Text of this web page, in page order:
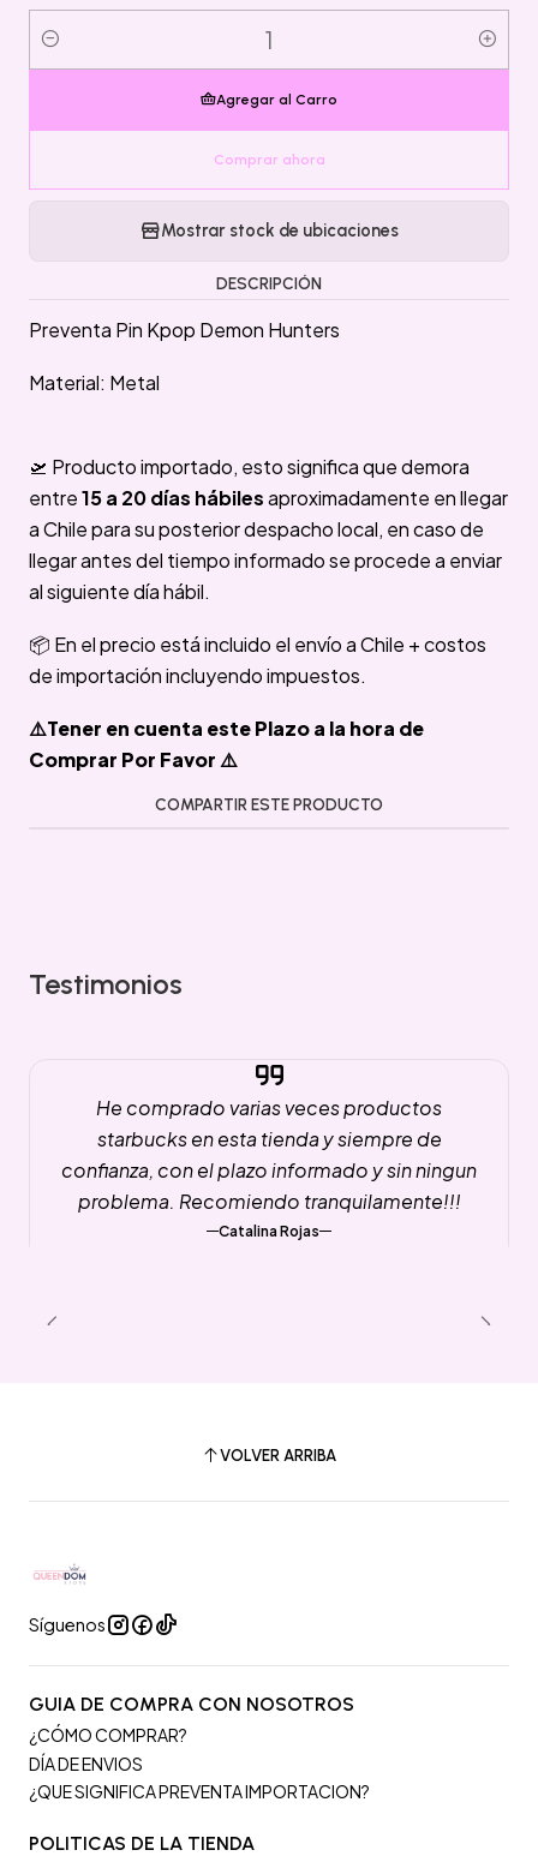
Cantidad
Agregar al Carro
Comprar ahora
Mostrar stock de ubicaciones
DESCRIPCIÓN
Preventa Pin Kpop Demon Hunters
Material: Metal
🛫 Producto importado, esto significa que demora
entre15 a 20 días hábilesaproximadamente en llegar
a Chile para su posterior despacho local, en caso de
llegar antes del tiempo informado se procede a enviar
al siguiente día hábil.
📦 En el precio está incluido el envío a Chile + costos
de importación incluyendo impuestos.
⚠️Tener en cuenta este Plazo a la hora de
Comprar Por Favor ⚠️
COMPARTIR ESTE PRODUCTO
Testimonios
He comprado varias veces productos
starbucks en esta tienda y siempre de
confianza, con el plazo informado y sin ningun
problema. Recomiendo tranquilamente!!!
Catalina Rojas
VOLVER ARRIBA
Síguenos
GUIA DE COMPRA CON NOSOTROS
¿CÓMO COMPRAR?
DÍA DE ENVIOS
¿QUE SIGNIFICA PREVENTA IMPORTACION?
POLITICAS DE LA TIENDA